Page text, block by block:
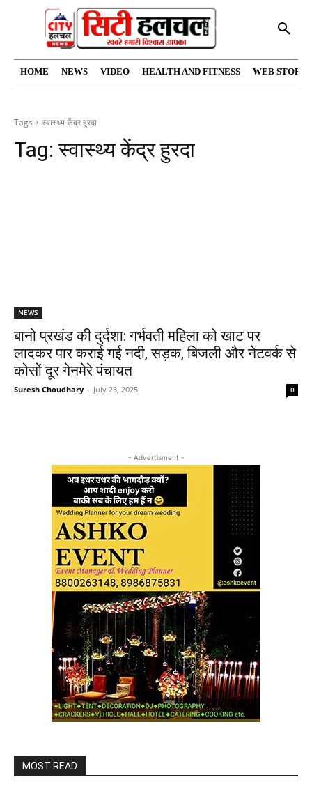
HOME NEWS VIDEO HEALTH AND FITNESS WEB
Tags स्वास्थ्य केंद्र हुरदा
Tag:स्वास्थ्य केंद्र हुरदा
NEWS
बानो प्रखंड की दुर्दशा: गर्भवती महिला को खाट पर
लादकर पार कराई गई नदी, सड़क, बिजली और नेटवर्क से
कोसों दूर गेनमेरे पंचायत
Suresh Choudhary - July 23, 2025 0
- Advertisment -
MOST READ